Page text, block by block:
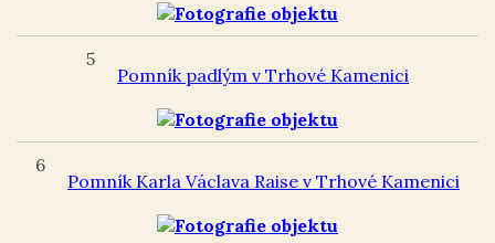
5
Pomník padlým v Trhové Kamenici
6
Pomník Karla Václava Raise v Trhové Kamenici